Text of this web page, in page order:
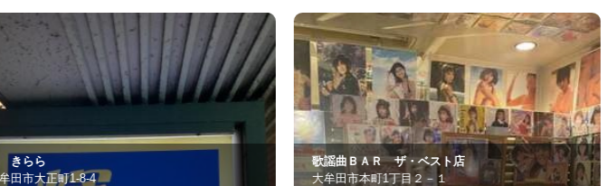
スナック 葵
大牟田市中島町1-10